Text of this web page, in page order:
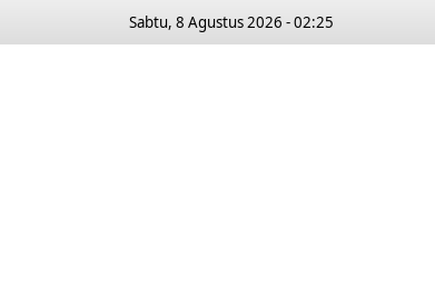
Sabtu, 8 Agustus 2026 - 02:25